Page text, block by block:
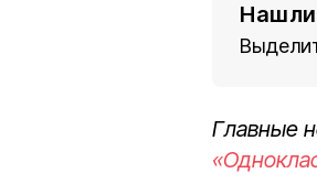
Нашли
Главные